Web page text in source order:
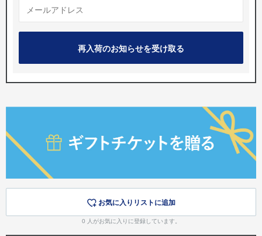
お気に入りリストに追加
0 人がお気に入りに登録しています。